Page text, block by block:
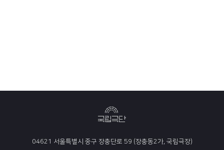
04621 서울특별시 중구 장충단로 59 (장충동2가, 국립극장)